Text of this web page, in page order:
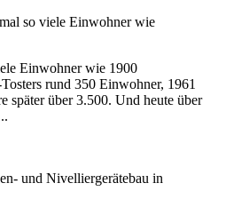
Einwohner wie 1900
rund 350 Einwohner, 1961
später über 3.500. Und heute über